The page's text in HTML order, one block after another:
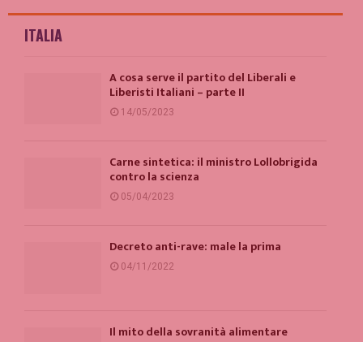
ITALIA
A cosa serve il partito del Liberali e
Liberisti Italiani – parte II
14/05/2023
Carne sintetica: il ministro Lollobrigida
contro la scienza
05/04/2023
Decreto anti-rave: male la prima
04/11/2022
Il mito della sovranità alimentare